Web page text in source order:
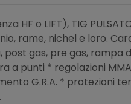
HF o LIFT), TIG
rame, nichel e loro.
gas, pre gas, rampa
a punti * regolazioni
G.R.A. * protezioni